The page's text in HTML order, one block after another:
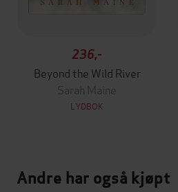
236,-
Beyond the Wild River
Sarah Maine
LYDBOK
Andre har også kjøpt